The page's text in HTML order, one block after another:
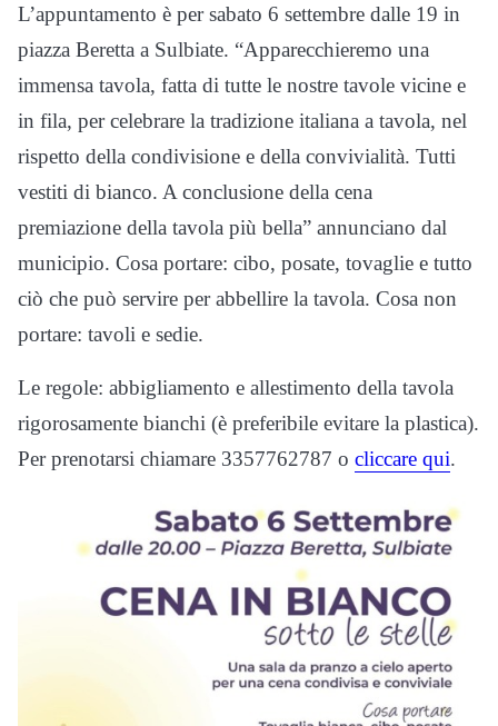
L’appuntamento è per sabato 6 settembre dalle 19 in
piazza Beretta a Sulbiate. “Apparecchieremo una
immensa tavola, fatta di tutte le nostre tavole vicine e
in fila, per celebrare la tradizione italiana a tavola, nel
rispetto della condivisione e della convivialità. Tutti
vestiti di bianco. A conclusione della cena
premiazione della tavola più bella” annunciano dal
municipio. Cosa portare: cibo, posate, tovaglie e tutto
ciò che può servire per abbellire la tavola. Cosa non
portare: tavoli e sedie.
Le regole: abbigliamento e allestimento della tavola
rigorosamente bianchi (è preferibile evitare la plastica).
Per prenotarsi chiamare 3357762787 o cliccare qui.